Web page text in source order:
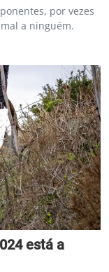
por vezes
a ninguém.
está a